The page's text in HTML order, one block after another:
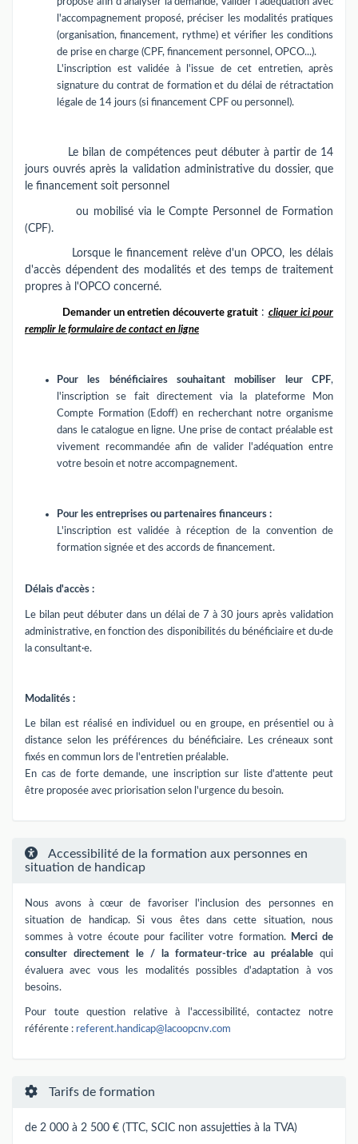
l'accompagnement proposé, préciser les modalités pratiques
(organisation, financement, rythme) et vérifier les conditions
de prise en charge (CPF, financement personnel, OPCO...).
L'inscription est validée à l'issue de cet entretien, après
signature du contrat de formation et du délai de rétractation
légale de 14 jours (si financement CPF ou personnel).
Le bilan de compétences peut débuter à partir de 14
jours ouvrés après la validation administrative du dossier, que
le financement soit personnel
ou mobilisé via le Compte Personnel de Formation
(CPF).
Lorsque le financement relève d'un OPCO, les délais
d'accès dépendent des modalités et des temps de traitement
propres à l'OPCO concerné.
Demander un entretien découverte gratuit: cliquer ici pour
remplir le formulaire de contact en ligne
Pour les bénéficiaires souhaitant mobiliser leur CPF,
l'inscription se fait directement via la plateforme Mon
Compte Formation (Edoff) en recherchant notre organisme
dans le catalogue en ligne. Une prise de contact préalable est
vivement recommandée afin de valider l'adéquation entre
votre besoin et notre accompagnement.
Pour les entreprises ou partenaires financeurs :
L'inscription est validée à réception de la convention de
formation signée et des accords de financement.
Délais d'accès :
Le bilan peut débuter dans un délai de 7 à 30 jours après validation
administrative, en fonction des disponibilités du bénéficiaire et du·de
la consultant·e.
Modalités :
Le bilan est réalisé en individuel ou en groupe, en présentiel ou à
distance selon les préférences du bénéficiaire. Les créneaux sont
fixés en commun lors de l'entretien préalable.
En cas de forte demande, une inscription sur liste d'attente peut
être proposée avec priorisation selon l'urgence du besoin.
Accessibilité de la formation aux personnes en
situation de handicap
Nous avons à cœur de favoriser l'inclusion des personnes en
situation de handicap. Si vous êtes dans cette situation, nous
sommes à votre écoute pour faciliter votre formation.Merci de
consulter directement le / la formateur-trice au préalable qui
évaluera avec vous les modalités possibles d'adaptation à vos
besoins.
Pour toute question relative à l'accessibilité, contactez notre
référente : referent.handicap@lacoopcnv.com
Tarifs de formation
de 2 000 à 2 500 € (TTC, SCIC non assujetties à la TVA)